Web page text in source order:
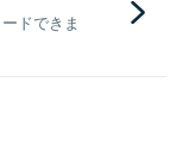
ドできま